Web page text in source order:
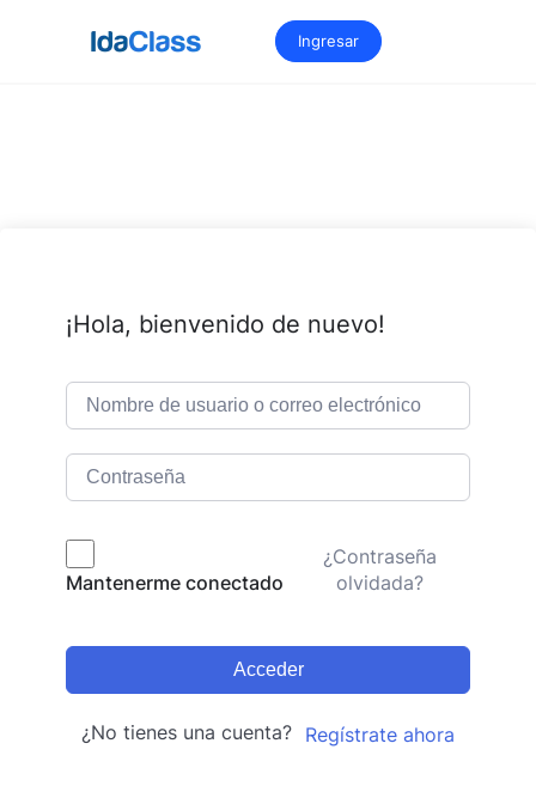
Ingresar
¡Hola, bienvenido de nuevo!
Mantenerme conectado
¿Contraseña
olvidada?
Acceder
¿No tienes una cuenta? Regístrate ahora